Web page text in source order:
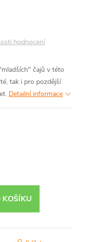
hodnocení
čajů v této
tak i pro pozdější
Detailní informace
KOŠÍKU